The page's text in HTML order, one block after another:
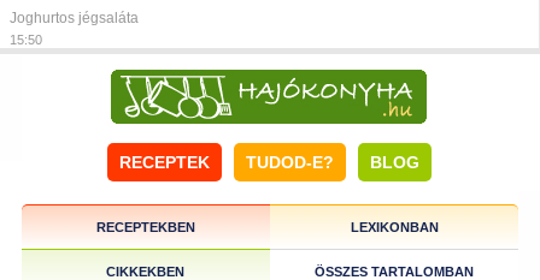
Joghurtos jégsaláta
15:50
RECEPTEK TUDOD-E? BLOG
RECEPTEKBEN LEXIKONBAN
CIKKEKBEN ÖSSZES TARTALOMBAN